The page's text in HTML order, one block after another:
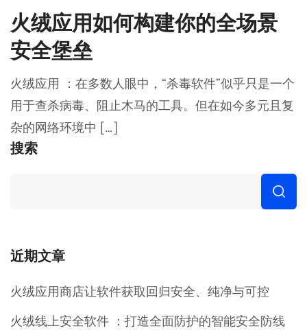
火绒应用如何构建你的全场景
安全堡垒
火绒应用 ：在多数人眼中，“杀毒软件”似乎只是一个
用于查杀病毒、阻止木马的工具。但在如今多元且复
杂的网络环境中 […]
搜索
近期文章
火绒应用商店让软件获取回归安全、纯净与可控
火绒线上安全软件 ：打造全面防护的智能安全防线